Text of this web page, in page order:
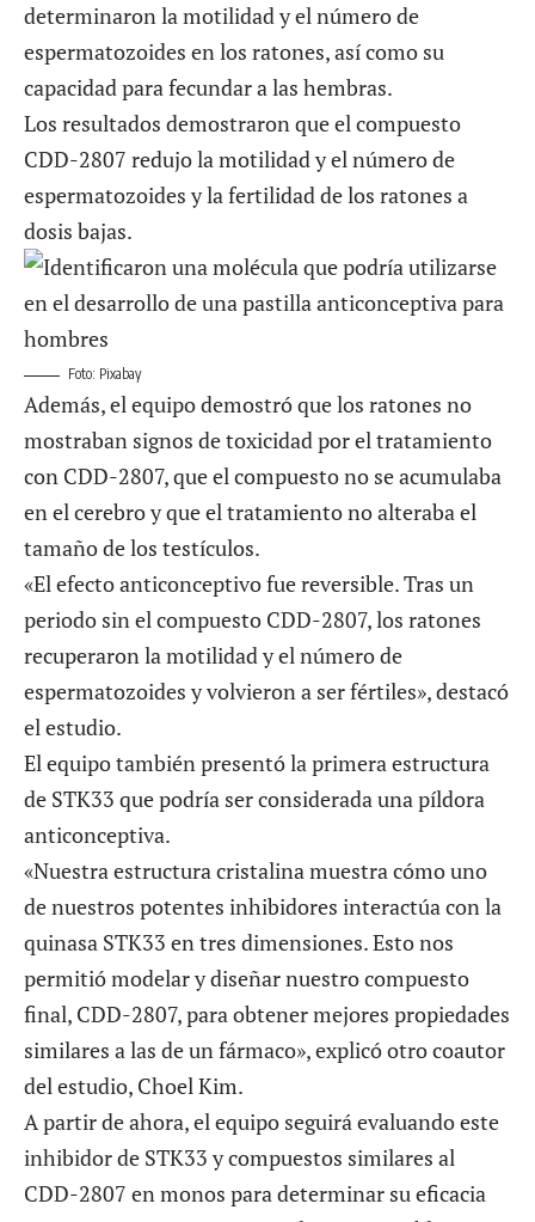
determinaron la motilidad y el número de
espermatozoides en los ratones, así como su
capacidad para fecundar a las hembras.
Los resultados demostraron que el compuesto
CDD-2807 redujo la motilidad y el número de
espermatozoides y la fertilidad de los ratones a
dosis bajas.
Foto: Pixabay
Además, el equipo demostró que los ratones no
mostraban signos de toxicidad por el tratamiento
con CDD-2807, que el compuesto no se acumulaba
en el cerebro y que el tratamiento no alteraba el
tamaño de los testículos.
«El efecto anticonceptivo fue reversible. Tras un
periodo sin el compuesto CDD-2807, los ratones
recuperaron la motilidad y el número de
espermatozoides y volvieron a ser fértiles», destacó
el estudio.
El equipo también presentó la primera estructura
de STK33 que podría ser considerada una píldora
anticonceptiva.
«Nuestra estructura cristalina muestra cómo uno
de nuestros potentes inhibidores interactúa con la
quinasa STK33 en tres dimensiones. Esto nos
permitió modelar y diseñar nuestro compuesto
final, CDD-2807, para obtener mejores propiedades
similares a las de un fármaco», explicó otro coautor
del estudio, Choel Kim.
A partir de ahora, el equipo seguirá evaluando este
inhibidor de STK33 y compuestos similares al
CDD-2807 en monos para determinar su eficacia